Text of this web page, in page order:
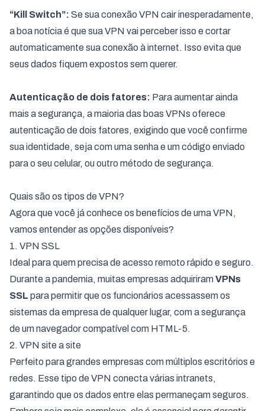
“Kill Switch”: Se sua conexão VPN cair inesperadamente,
a boa notícia é que sua VPN vai perceber isso e cortar
automaticamente sua conexão à internet. Isso evita que
seus dados fiquem expostos sem querer.
Autenticação de dois fatores: Para aumentar ainda
mais a segurança, a maioria das boas VPNs oferece
autenticação de dois fatores, exigindo que você confirme
sua identidade, seja com uma senha e um código enviado
para o seu celular, ou outro método de segurança.
Quais são os tipos de VPN?
Agora que você já conhece os benefícios de uma VPN,
vamos entender as opções disponíveis?
1. VPN SSL
Ideal para quem precisa de acesso remoto rápido e seguro.
Durante a pandemia, muitas empresas adquiriramVPNs
SSL para permitir que os funcionários acessassem os
sistemas da empresa de qualquer lugar, com a segurança
de um navegador compatível com HTML-5.
2. VPN site a site
Perfeito para grandes empresas com múltiplos escritórios e
redes. Esse tipo de VPN conecta várias intranets,
garantindo que os dados entre elas permaneçam seguros.